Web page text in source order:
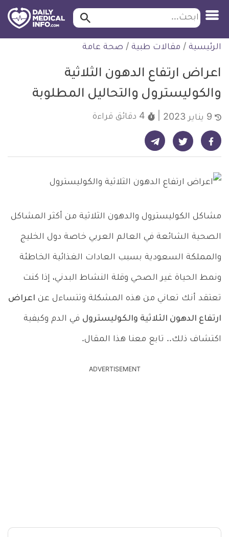
التخطي
للمحتوى
ابحث ابحث…
الرئيسية / مقالات طبية / صحة عامة
اعراض ارتفاع الدهون الثلاثية
والكوليسترول والتحاليل المطلوبة
4 دقائق قراءة
شارك على فيسبوك - ديلي ميديكال انفو شارك على تويتر - ديلي ميديكال انفو شارك على تيليجرام - ديلي ميديكال انفو
مشاكل الكوليسترول والدهون الثلاثية من أكثر المشاكل
الصحية الشائعة في العالم العربي خاصة دول الخليج
والمملكة السعودية بسبب العادات الغذائية الخاطئة
ونمط الحياة غير الصحي وقلة النشاط البدني، إذا كنت
تعتقد أنك تعاني من هذه المشكلة وتتساءل عن اعراض
ارتفاع الدهون الثلاثية والكوليسترول في الدم وكيفية
اكتشاف ذلك.. تابع معنا هذا المقال.
ADVERTISEMENT